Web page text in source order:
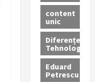
content
unic
Diferențe
Tehnologice
Eduard
Petrescu